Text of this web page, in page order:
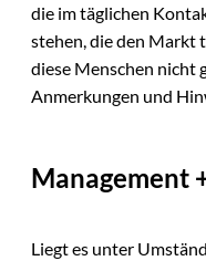
die im täglichen
stehen, die den Markt
diese Menschen nicht
Anmerkungen und
Management
Liegt es unter